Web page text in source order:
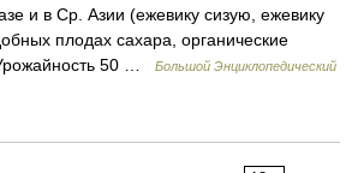
и в Ср. Азии (ежевику сизую, ежевику
плодах сахара, органические
50 …
Большой Энциклопедический